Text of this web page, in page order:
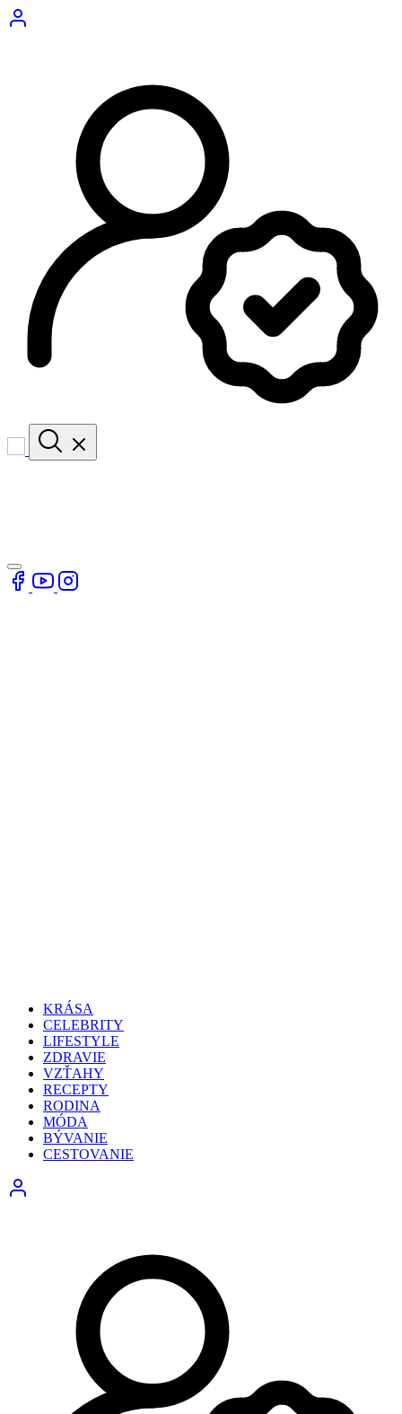
KRÁSA
CELEBRITY
LIFESTYLE
ZDRAVIE
VZŤAHY
RECEPTY
RODINA
MÓDA
BÝVANIE
CESTOVANIE